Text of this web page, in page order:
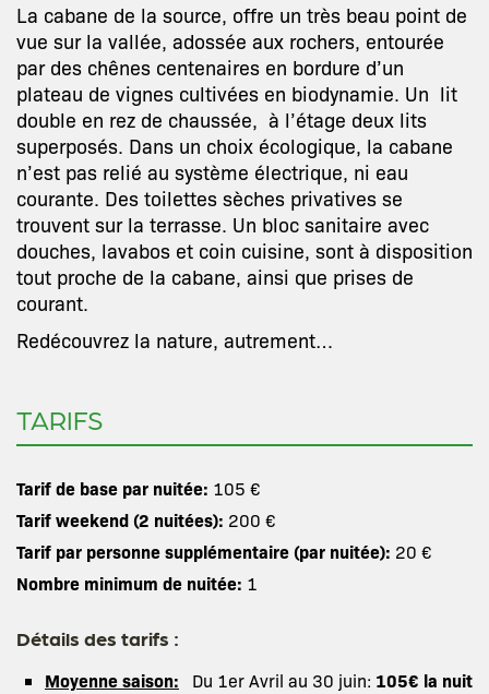
La cabane de la source, offre un très beau point de
vue sur la vallée, adossée aux rochers, entourée
par des chênes centenaires en bordure d’un
plateau de vignes cultivées en biodynamie. Un lit
double en rez de chaussée, à l’étage deux lits
superposés. Dans un choix écologique, la cabane
n’est pas relié au système électrique, ni eau
courante. Des toilettes sèches privatives se
trouvent sur la terrasse. Un bloc sanitaire avec
douches, lavabos et coin cuisine, sont à disposition
tout proche de la cabane, ainsi que prises de
courant.
Redécouvrez la nature, autrement…
TARIFS
Tarif de base par nuitée: 105 €
Tarif weekend (2 nuitées): 200 €
Tarif par personne supplémentaire (par nuitée): 20 €
Nombre minimum de nuitée: 1
Détails des tarifs :
Moyenne saison: Du 1er Avril au 30 juin: 105€ la nuit